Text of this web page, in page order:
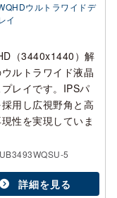
ウルトラワイドデ
イ
（3440x1440）解
ルトラワイド液晶
レイです。IPSパ
用し広視野角と高
性を実現していま
5
詳細を見る